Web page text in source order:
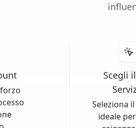
Scegli
Seleziona
ideale